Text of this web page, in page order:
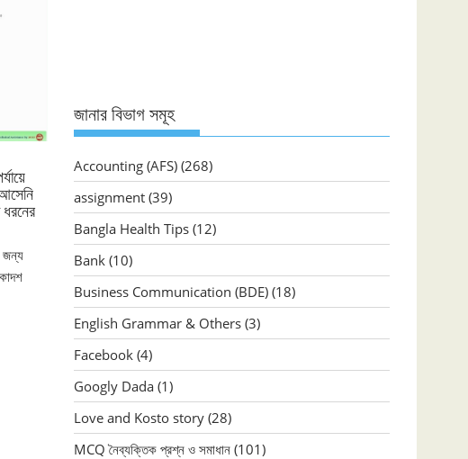
জন্য
জানার বিভাগ সমূহ
Accounting (AFS) (268)
assignment (39)
Bangla Health Tips (12)
Bank (10)
Business Communication (BDE) (18)
English Grammar & Others (3)
Facebook (4)
Googly Dada (1)
Love and Kosto story (28)
MCQ নৈব্যক্তিক প্রশ্ন ও সমাধান (101)